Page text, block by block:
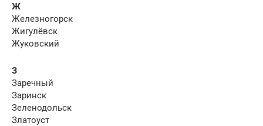
Ж
Железногорск
Жигулёвск
Жуковский
З
Заречный
Заринск
Зеленодольск
Златоуст